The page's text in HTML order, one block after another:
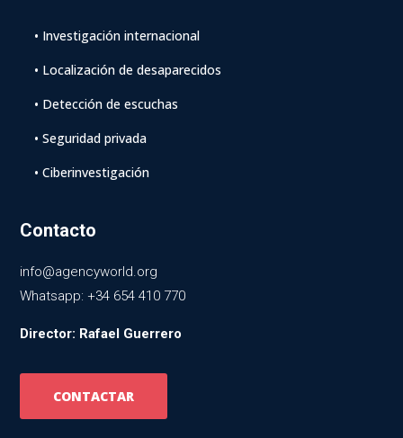
• Investigación internacional
• Localización de desaparecidos
• Detección de escuchas
• Seguridad privada
• Ciberinvestigación
Contacto
info@agencyworld.org
Whatsapp: +34 654 410 770
Director: Rafael Guerrero
CONTACTAR